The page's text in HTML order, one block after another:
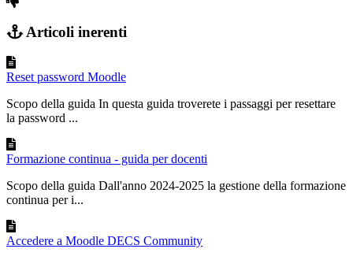
Articoli inerenti
Reset password Moodle
Scopo della guida In questa guida troverete i passaggi per resettare
la password ...
Formazione continua - guida per docenti
Scopo della guida Dall'anno 2024-2025 la gestione della formazione
continua per i...
Accedere a Moodle DECS Community